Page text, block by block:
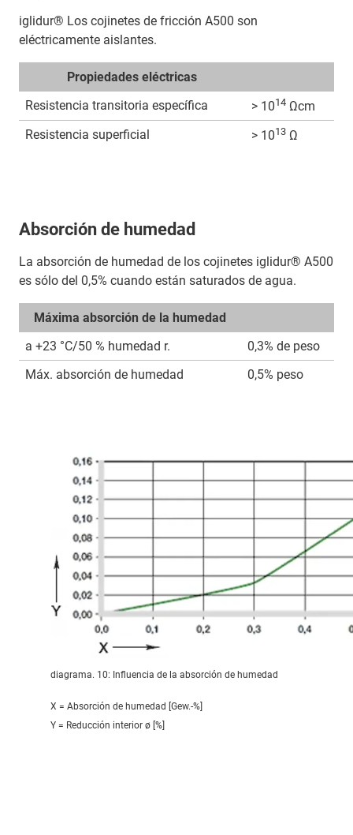
iglidur® Los cojinetes de fricción A500 son
eléctricamente aislantes.
Propiedades eléctricas
Resistencia transitoria específica
> 1014 Ωcm
Resistencia superficial
> 1013 Ω
Absorción de humedad
La absorción de humedad de los cojinetes iglidur® A500
es sólo del 0,5% cuando están saturados de agua.
Máxima absorción de la humedad
a +23 °C/50 % humedad r.
0,3% de peso
Máx. absorción de humedad
0,5% peso
diagrama. 10: Influencia de la absorción de humedad
X = Absorción de humedad [Gew.-%]
Y = Reducción interior ø [%]